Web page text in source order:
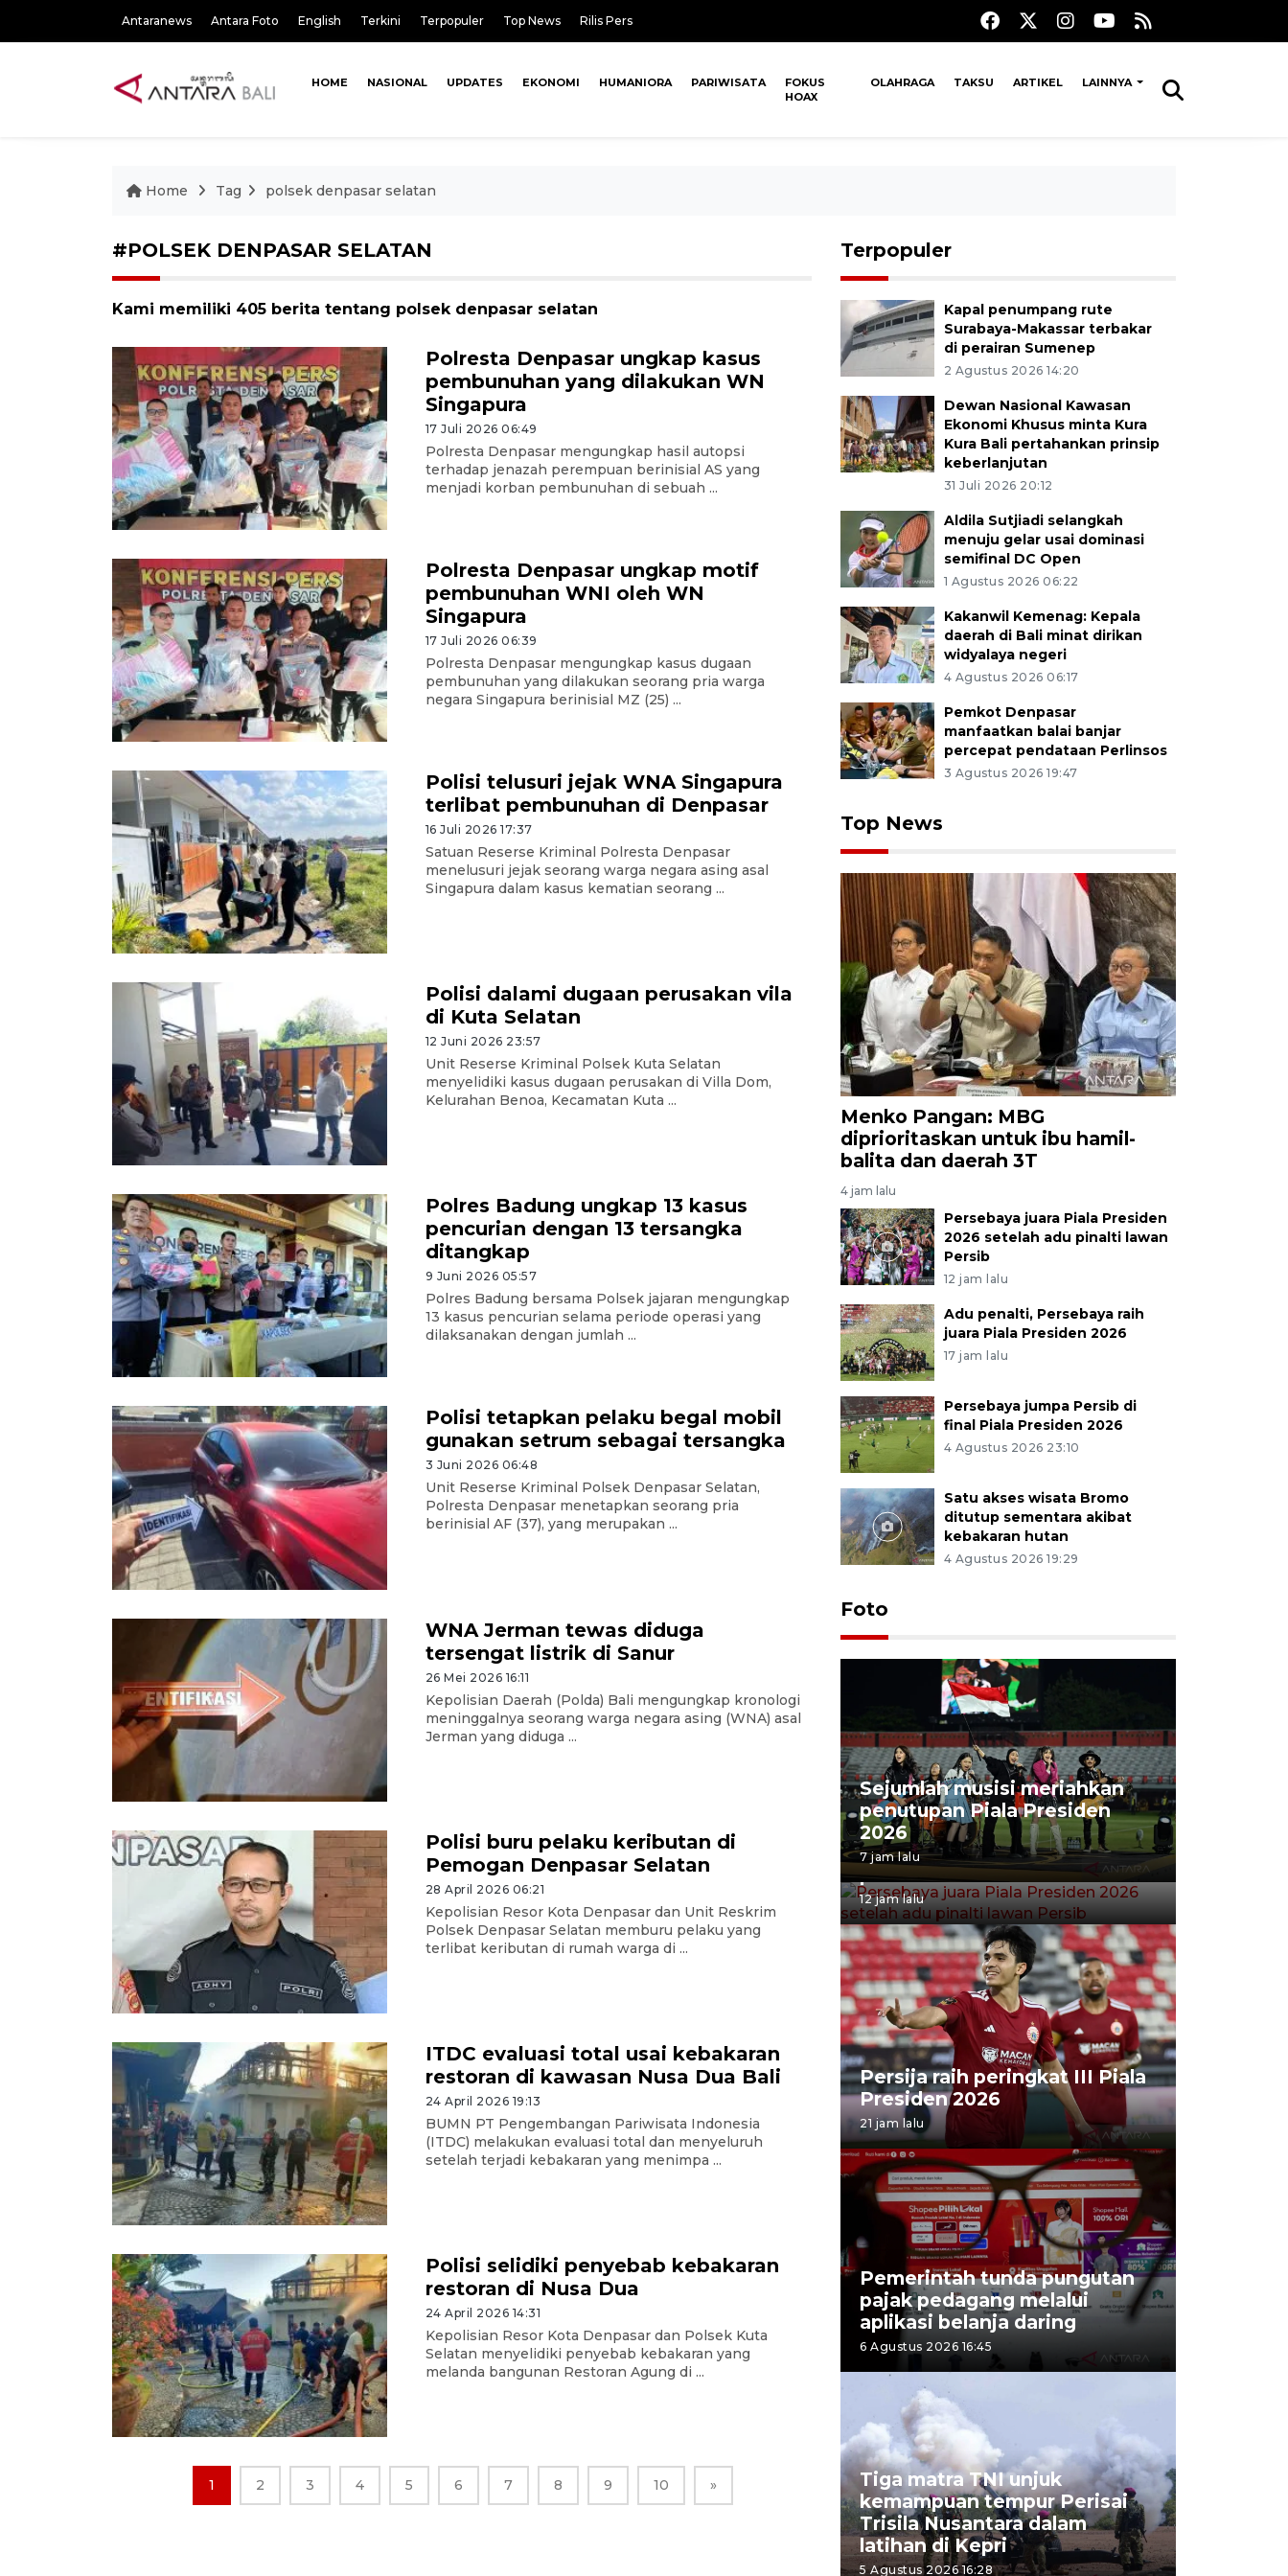
Antaranews Antara Foto English Terkini Terpopuler Top News Rilis Pers
HOME NASIONAL UPDATES EKONOMI HUMANIORA PARIWISATA
FOKUS
HOAX
OLAHRAGA TAKSU ARTIKEL LAINNYA
Home Tag polsek denpasar selatan
#POLSEK DENPASAR SELATAN
Kami memiliki 405 berita tentang polsek denpasar selatan
Polresta Denpasar ungkap kasus
pembunuhan yang dilakukan WN
Singapura
17 Juli 2026 06:49
Polresta Denpasar mengungkap hasil autopsi
terhadap jenazah perempuan berinisial AS yang
menjadi korban pembunuhan di sebuah ...
Polresta Denpasar ungkap motif
pembunuhan WNI oleh WN
Singapura
17 Juli 2026 06:39
Polresta Denpasar mengungkap kasus dugaan
pembunuhan yang dilakukan seorang pria warga
negara Singapura berinisial MZ (25) ...
Polisi telusuri jejak WNA Singapura
terlibat pembunuhan di Denpasar
16 Juli 2026 17:37
Satuan Reserse Kriminal Polresta Denpasar
menelusuri jejak seorang warga negara asing asal
Singapura dalam kasus kematian seorang ...
Polisi dalami dugaan perusakan vila
di Kuta Selatan
12 Juni 2026 23:57
Unit Reserse Kriminal Polsek Kuta Selatan
menyelidiki kasus dugaan perusakan di Villa Dom,
Kelurahan Benoa, Kecamatan Kuta ...
Polres Badung ungkap 13 kasus
pencurian dengan 13 tersangka
ditangkap
9 Juni 2026 05:57
Polres Badung bersama Polsek jajaran mengungkap
13 kasus pencurian selama periode operasi yang
dilaksanakan dengan jumlah ...
Polisi tetapkan pelaku begal mobil
gunakan setrum sebagai tersangka
3 Juni 2026 06:48
Unit Reserse Kriminal Polsek Denpasar Selatan,
Polresta Denpasar menetapkan seorang pria
berinisial AF (37), yang merupakan ...
WNA Jerman tewas diduga
tersengat listrik di Sanur
26 Mei 2026 16:11
Kepolisian Daerah (Polda) Bali mengungkap kronologi
meninggalnya seorang warga negara asing (WNA) asal
Jerman yang diduga ...
Polisi buru pelaku keributan di
Pemogan Denpasar Selatan
28 April 2026 06:21
Kepolisian Resor Kota Denpasar dan Unit Reskrim
Polsek Denpasar Selatan memburu pelaku yang
terlibat keributan di rumah warga di ...
ITDC evaluasi total usai kebakaran
restoran di kawasan Nusa Dua Bali
24 April 2026 19:13
BUMN PT Pengembangan Pariwisata Indonesia
(ITDC) melakukan evaluasi total dan menyeluruh
setelah terjadi kebakaran yang menimpa ...
Polisi selidiki penyebab kebakaran
restoran di Nusa Dua
24 April 2026 14:31
Kepolisian Resor Kota Denpasar dan Polsek Kuta
Selatan menyelidiki penyebab kebakaran yang
melanda bangunan Restoran Agung di ...
1 2 3 4 5 6 7 8 9 10 »
Terpopuler
Kapal penumpang rute
Surabaya-Makassar terbakar
di perairan Sumenep
2 Agustus 2026 14:20
Dewan Nasional Kawasan
Ekonomi Khusus minta Kura
Kura Bali pertahankan prinsip
keberlanjutan
31 Juli 2026 20:12
Aldila Sutjiadi selangkah
menuju gelar usai dominasi
semifinal DC Open
1 Agustus 2026 06:22
Kakanwil Kemenag: Kepala
daerah di Bali minat dirikan
widyalaya negeri
4 Agustus 2026 06:17
Pemkot Denpasar
manfaatkan balai banjar
percepat pendataan Perlinsos
3 Agustus 2026 19:47
Top News
Menko Pangan: MBG
diprioritaskan untuk ibu hamil-
balita dan daerah 3T
4 jam lalu
Persebaya juara Piala Presiden
2026 setelah adu pinalti lawan
Persib
12 jam lalu
Adu penalti, Persebaya raih
juara Piala Presiden 2026
17 jam lalu
Persebaya jumpa Persib di
final Piala Presiden 2026
4 Agustus 2026 23:10
Satu akses wisata Bromo
ditutup sementara akibat
kebakaran hutan
4 Agustus 2026 19:29
Foto
Sejumlah musisi meriahkan
penutupan Piala Presiden
2026
7 jam lalu
Persebaya juara Piala
Presiden 2026 setelah adu
pinalti lawan Persib
12 jam lalu
Persija raih peringkat III Piala
Presiden 2026
21 jam lalu
Pemerintah tunda pungutan
pajak pedagang melalui
aplikasi belanja daring
6 Agustus 2026 16:45
Tiga matra TNI unjuk
kemampuan tempur Perisai
Trisila Nusantara dalam
latihan di Kepri
5 Agustus 2026 16:28